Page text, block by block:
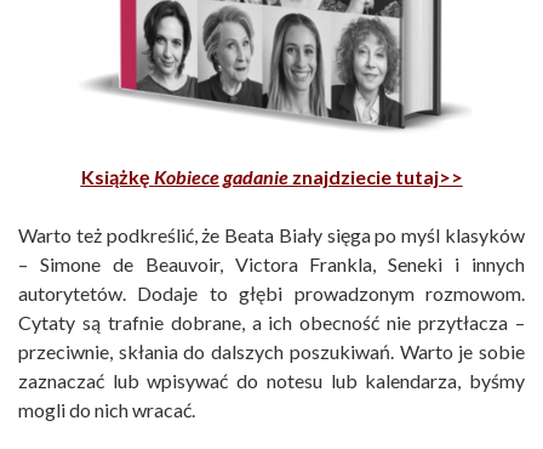
Książkę Kobiece gadanieznajdziecie tutaj>>
Warto też podkreślić, że Beata Biały sięga po myśl klasyków
– Simone de Beauvoir, Victora Frankla, Seneki i innych
autorytetów. Dodaje to głębi prowadzonym rozmowom.
Cytaty są trafnie dobrane, a ich obecność nie przytłacza –
przeciwnie, skłania do dalszych poszukiwań. Warto je sobie
zaznaczać lub wpisywać do notesu lub kalendarza, byśmy
mogli do nich wracać.